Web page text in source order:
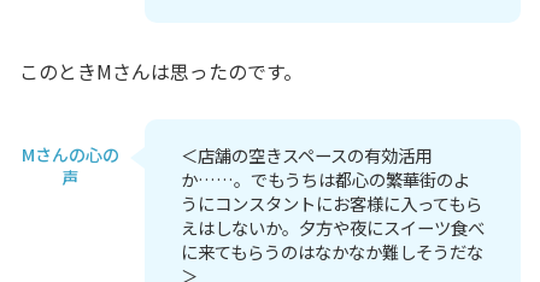
このときMさんは思ったのです。
Mさんの心の
声
＜店舗の空きスペースの有効活用
か……。でもうちは都心の繁華街のよ
うにコンスタントにお客様に入ってもら
えはしないか。夕方や夜にスイーツ食べ
に来てもらうのはなかなか難しそうだな
＞